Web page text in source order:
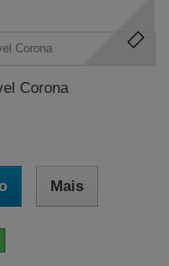
Corona
Mais